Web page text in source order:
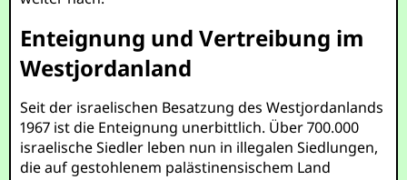
Enteignung und Vertreibung im
Westjordanland
Seit der israelischen Besatzung des Westjordanlands
1967 ist die Enteignung unerbittlich. Über 700.000
israelische Siedler leben nun in illegalen Siedlungen,
die auf gestohlenem palästinensischem Land